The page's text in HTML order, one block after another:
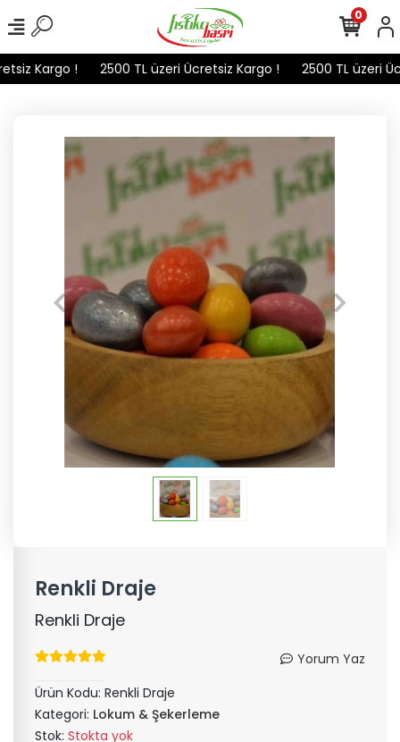
Kargo ! 2500 TL üzeri Ücretsiz Kargo ! 2500 TL üzeri
0
Renkli Draje
Renkli Draje
Yorum Yaz
Ürün Kodu: Renkli Draje
Kategori: Lokum & Şekerleme
Stok: Stokta yok